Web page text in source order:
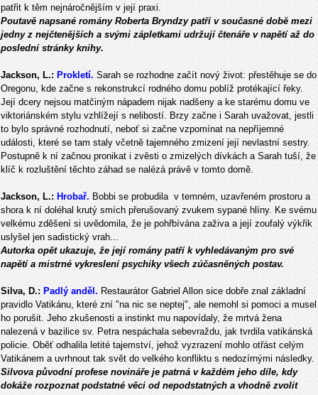
patřit k těm nejnáročnějším v její praxi.
Poutavě napsané romány Roberta Bryndzy patří v současné době mezi
jedny z nejčtenějších a svými zápletkami udržují čtenáře v napětí až do
poslední stránky knihy.
Jackson, L.: Prokletí. Sarah se rozhodne začít nový život: přestěhuje se do
Oregonu, kde začne s rekonstrukcí rodného domu poblíž protékající řeky.
Její dcery nejsou matčiným nápadem nijak nadšeny a ke starému domu ve
viktoriánském stylu vzhlížejí s nelibostí. Brzy začne i Sarah uvažovat, jestli
to bylo správné rozhodnutí, neboť si začne vzpomínat na nepříjemné
události, které se tam staly včetně tajemného zmizení její nevlastní sestry.
Postupně k ní začnou pronikat i zvěsti o zmizelých dívkách a Sarah tuší, že
klíč k rozluštění těchto záhad se nalézá právě v tomto domě.
Jackson, L.: Hrobař. Bobbi se probudila v temném, uzavřeném prostoru a
shora k ní doléhal krutý smích přerušovaný zvukem sypané hlíny. Ke svému
velkému zděšení si uvědomila, že je pohřbívána zaživa a její zoufalý výkřik
uslyšel jen sadistický vrah...
Autorka opět ukazuje, že její romány patří k vyhledávaným pro své
napětí a mistrné vykreslení psychiky všech zúčasněných postav.
Silva, D.: Padlý anděl. Restaurátor Gabriel Allon sice dobře znal základní
pravidlo Vatikánu, které zní "na nic se neptej", ale nemohl si pomoci a musel
ho porušit. Jeho zkušenosti a instinkt mu napovídaly, že mrtvá žena
nalezená v bazilice sv. Petra nespáchala sebevraždu, jak tvrdila vatikánská
policie. Oběť odhalila letité tajemství, jehož vyzrazení mohlo otřást celým
Vatikánem a uvrhnout tak svět do velkého konfliktu s nedozírnými následky.
Silvova původní profese novináře je patrná v každém jeho díle, kdy
dokáže rozpoznat podstatné věci od nepodstatných a vhodně zvolit